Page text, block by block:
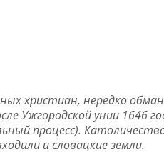
христиан, нередко
Ужгородской унии 1646
процесс).
и словацкие земли.